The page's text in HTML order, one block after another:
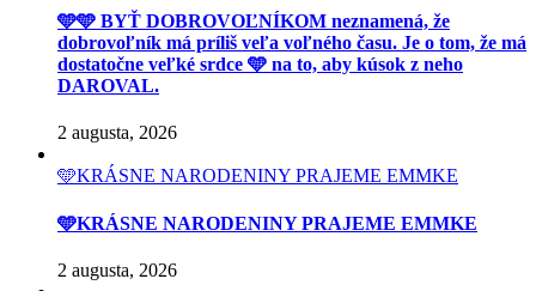
🩵🩵 BYŤ DOBROVOĽNÍKOM neznamená, že
dobrovoľník má príliš veľa voľného času. Je o tom, že má
dostatočne veľké srdce 🩵 na to, aby kúsok z neho
DAROVAL.
2 augusta, 2026
🩵KRÁSNE NARODENINY PRAJEME EMMKE
🩵KRÁSNE NARODENINY PRAJEME EMMKE
2 augusta, 2026